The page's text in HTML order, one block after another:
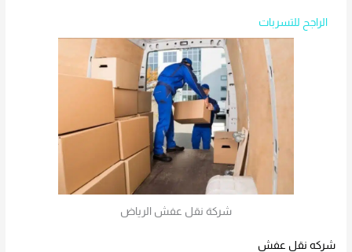
الراجح للتسربات
شركة نقل عفش الرياض
شركه نقل عفش